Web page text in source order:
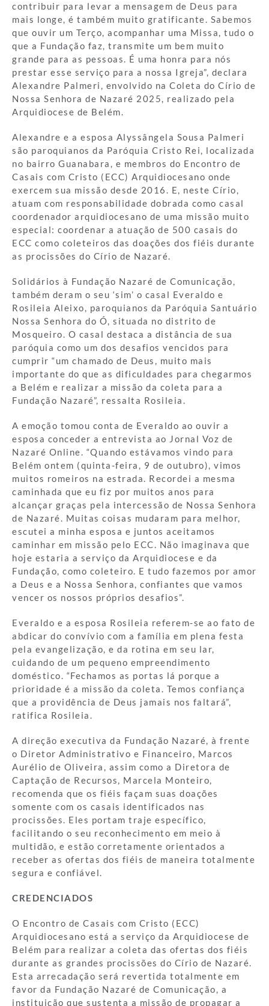
contribuir para levar a mensagem de Deus para
mais longe, é também muito gratificante. Sabemos
que ouvir um Terço, acompanhar uma Missa, tudo o
que a Fundação faz, transmite um bem muito
grande para as pessoas. É uma honra para nós
prestar esse serviço para a nossa Igreja”, declara
Alexandre Palmeri, envolvido na Coleta do Círio de
Nossa Senhora de Nazaré 2025, realizado pela
Arquidiocese de Belém.
Alexandre e a esposa Alyssângela Sousa Palmeri
são paroquianos da Paróquia Cristo Rei, localizada
no bairro Guanabara, e membros do Encontro de
Casais com Cristo (ECC) Arquidiocesano onde
exercem sua missão desde 2016. E, neste Círio,
atuam com responsabilidade dobrada como casal
coordenador arquidiocesano de uma missão muito
especial: coordenar a atuação de 500 casais do
ECC como coleteiros das doações dos fiéis durante
as procissões do Círio de Nazaré.
Solidários à Fundação Nazaré de Comunicação,
também deram o seu ‘sim’ o casal Everaldo e
Rosileia Aleixo, paroquianos da Paróquia Santuário
Nossa Senhora do Ó, situada no distrito de
Mosqueiro. O casal destaca a distância de sua
paróquia como um dos desafios vencidos para
cumprir “um chamado de Deus, muito mais
importante do que as dificuldades para chegarmos
a Belém e realizar a missão da coleta para a
Fundação Nazaré”, ressalta Rosileia.
A emoção tomou conta de Everaldo ao ouvir a
esposa conceder a entrevista ao Jornal Voz de
Nazaré Online. “Quando estávamos vindo para
Belém ontem (quinta-feira, 9 de outubro), vimos
muitos romeiros na estrada. Recordei a mesma
caminhada que eu fiz por muitos anos para
alcançar graças pela intercessão de Nossa Senhora
de Nazaré. Muitas coisas mudaram para melhor,
escutei a minha esposa e juntos aceitamos
caminhar em missão pelo ECC. Não imaginava que
hoje estaria a serviço da Arquidiocese e da
Fundação, como coleteiro. E tudo fazemos por amor
a Deus e a Nossa Senhora, confiantes que vamos
vencer os nossos próprios desafios”.
Everaldo e a esposa Rosileia referem-se ao fato de
abdicar do convívio com a família em plena festa
pela evangelização, e da rotina em seu lar,
cuidando de um pequeno empreendimento
doméstico. “Fechamos as portas lá porque a
prioridade é a missão da coleta. Temos confiança
que a providência de Deus jamais nos faltará”,
ratifica Rosileia.
A direção executiva da Fundação Nazaré, à frente
o Diretor Administrativo e Financeiro, Marcos
Aurélio de Oliveira, assim como a Diretora de
Captação de Recursos, Marcela Monteiro,
recomenda que os fiéis façam suas doações
somente com os casais identificados nas
procissões. Eles portam traje específico,
facilitando o seu reconhecimento em meio à
multidão, e estão corretamente orientados a
receber as ofertas dos fiéis de maneira totalmente
segura e confiável.
CREDENCIADOS
O Encontro de Casais com Cristo (ECC)
Arquidiocesano está a serviço da Arquidiocese de
Belém para realizar a coleta das ofertas dos fiéis
durante as grandes procissões do Círio de Nazaré.
Esta arrecadação será revertida totalmente em
favor da Fundação Nazaré de Comunicação, a
instituição que sustenta a missão de propagar a